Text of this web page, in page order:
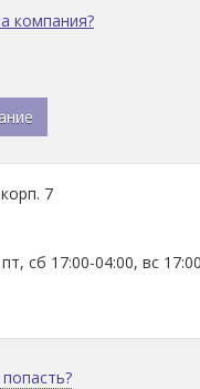
компания?
7
сб 17:00-04:00, вс